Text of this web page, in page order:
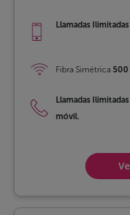
Llamadas
Fibra Simétrica 500
Llamadas
móvil.